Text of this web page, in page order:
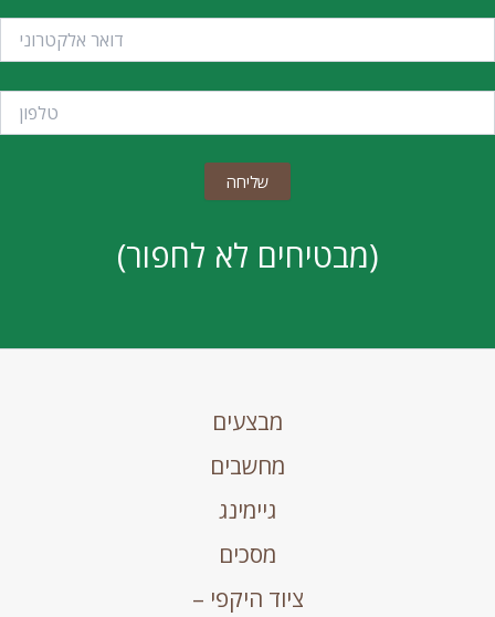
(מבטיחים לא לחפור)
מבצעים
מחשבים
גיימינג
מסכים
ציוד היקפי –